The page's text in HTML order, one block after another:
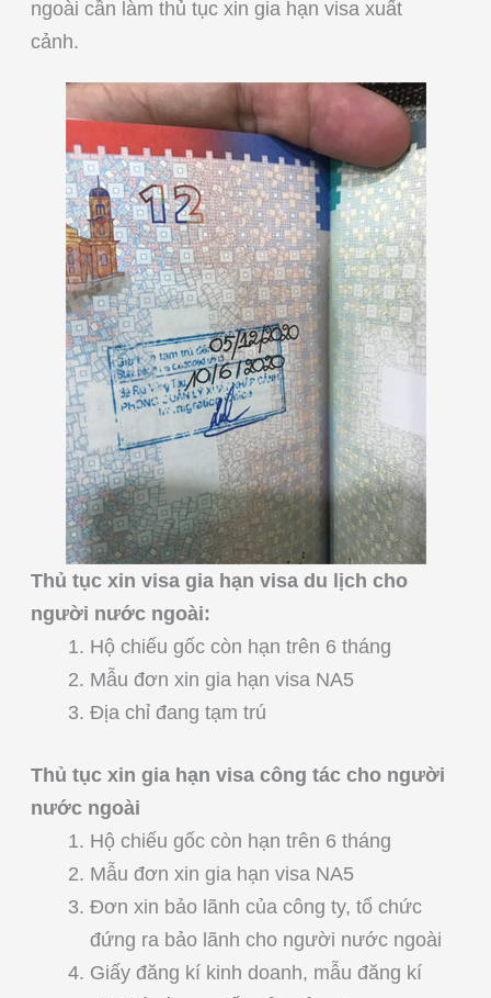
ngoài cần làm thủ tục xin gia hạn visa xuất
cảnh.
Thủ tục xin visa gia hạn visa du lịch cho
người nước ngoài:
Hộ chiếu gốc còn hạn trên 6 tháng
Mẫu đơn xin gia hạn visa NA5
Địa chỉ đang tạm trú
Thủ tục xin gia hạn visa công tác cho người
nước ngoài
Hộ chiếu gốc còn hạn trên 6 tháng
Mẫu đơn xin gia hạn visa NA5
Đơn xin bảo lãnh của công ty, tổ chức
đứng ra bảo lãnh cho người nước ngoài
Giấy đăng kí kinh doanh, mẫu đăng kí